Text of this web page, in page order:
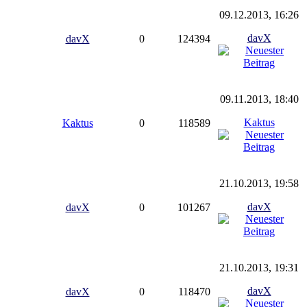
davX 0 124394
09.12.2013, 16:26
davX
Kaktus 0 118589
09.11.2013, 18:40
Kaktus
davX 0 101267
21.10.2013, 19:58
davX
davX 0 118470
21.10.2013, 19:31
davX